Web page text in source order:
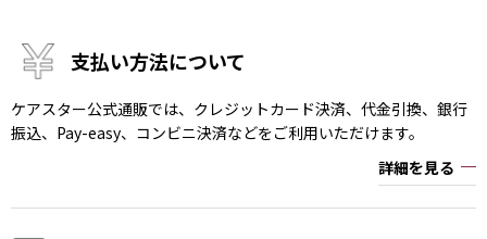
支払い方法について
ケアスター公式通販では、クレジットカード決済、代金引換、銀行
振込、Pay-easy、コンビニ決済などをご利用いただけます。
詳細を見る